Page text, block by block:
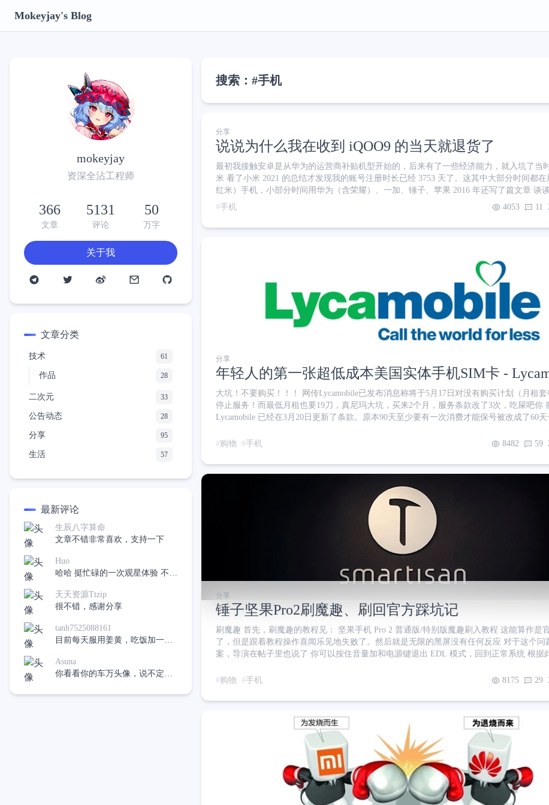
Mokeyjay's Blog
mokeyjay
资深全沾工程师
366
文章
5131
评论
50
万字
关于我
文章分类
技术 61
作品 28
二次元 33
公告动态 28
分享 95
生活 57
最新评论
生辰八字算命
文章不错非常喜欢，支持一下
Huo
哈哈 挺忙碌的一次观星体验 不过
天天资源Ttzip
很不错，感谢分享
tanh7525088161
目前每天服用姜黄，吃饭加一
肠溃疡。
Asuna
你看看你的车万头像，说不定真
搜索：#手机
分享
说说为什么我在收到 iQOO9 的当天就退货了
最初我接触安卓是从华为的运营商补贴机型开始的，后来有了一些经济能力，就入坑了当
米 看了小米 2021 的总结才发现我的账号注册时长已经 3753 天了。这其中大部分时间都在
红米）手机，小部分时间用华为（含荣耀）、一加、锤子、苹果 2016 年还写了篇文章 谈
产手机巅峰 —— 华为和小米 离开 MIUI 的契机 彼时的小米论坛，大佬云集、资源丰富，
佬，只有无数小白在里面提着莫名其妙
手机 4053 11
分享
年轻人的第一张超低成本美国实体手机SIM卡 -
大坑！不要购买！！！ 网传Lycamobile已发布消息称将于5月17日对没有购买计划（月租
停止服务！而最低月租也要19刀，真尼玛大坑，买来2个月，服务条款改了3次，吃屎吧你 前排提示：
Lycamobile 已经在3月20日更新了条款。原本90天至少要有一次消费才能保号被改成了60
会扣1刀作为月租。这TM也是绝了。目前正在物色新的运营商…… 前言 由于各种乱七八糟的原因，我
购物 手机 8482 59
分享
锤子坚果Pro2刷魔趣、刷回官方踩坑记
刷魔趣 首先，刷魔趣的教程见： 坚果手机 Pro 2 普通版/特别版魔趣刷入教程 这能算作是
了，但是跟着教程操作喜闻乐见地失败了。然后就是无限的黑屏没有任何反应 对于这个问
案，导演在帖子里也说了 你可以按住音量加和电源键退出 EDL 模式，回到正常系统 根据
名通不过校验没有安装成功。需要关闭Windows系统的驱动校验 使用管理员身份运行命令
购物 手机 8175 29